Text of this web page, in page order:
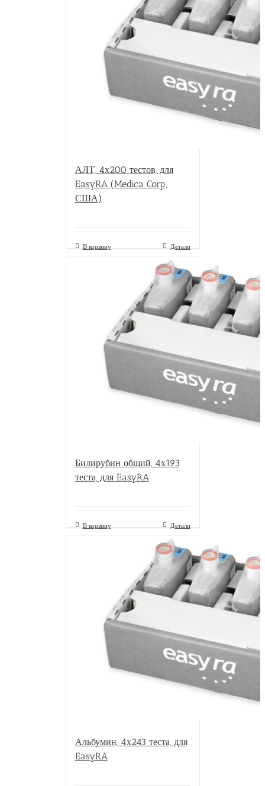
АЛТ, 4х200 тестов, для
EasyRA (Medica Corp.,
США)
В корзину Детали
Билирубин общий, 4х193
теста, для EasyRA
В корзину Детали
Альбумин, 4х243 теста, для
EasyRA